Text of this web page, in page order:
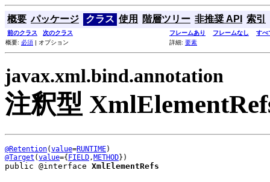
概要 パッケージ クラス 使用 階層ツリー 非推奨 API 索引
前のクラス 次のクラス フレームあり フレームなし
すべ
概要: 必須 | オプション 詳細: 要素
javax.xml.bind.annotation
注釈型
@Retention(value=RUNTIME
@Target (value={FIELD,METHOD
public @interface XmlElementRefs